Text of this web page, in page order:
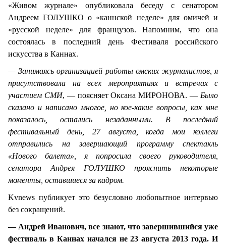
«Живом журнале» опубликовала беседу с сенатором
Андреем ГОЛУШКО о «каннской неделе» для омичей и
«русской неделе» для французов. Напомним, что она
состоялась в последний день Фестиваля российского
искусства в Каннах.
— Занимаясь организацией работы омских журналистов, я
присутствовала на всех мероприятиях и встречах с
участием СМИ, — поясняет Оксана МИРОНОВА. — Было
сказано и написано многое, но кое-какие вопросы, как мне
показалось, остались незаданными. В последний
фестивальный день, 27 августа, когда мои коллеги
отправились на завершающий программу спектакль
«Нового балета», я попросила своего руководителя,
сенатора Андрея ГОЛУШКО прояснить некоторые
моменты, оставшиеся за кадром.
Kvnews публикует это безусловно любопытное интервью
без сокращений.
— Андрей Иванович, все знают, что завершившийся уже
фестиваль в Каннах начался не 23 августа 2013 года. И